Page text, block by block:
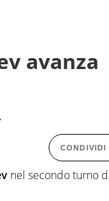
avanza
CONDIVIDI
nel secondo turno